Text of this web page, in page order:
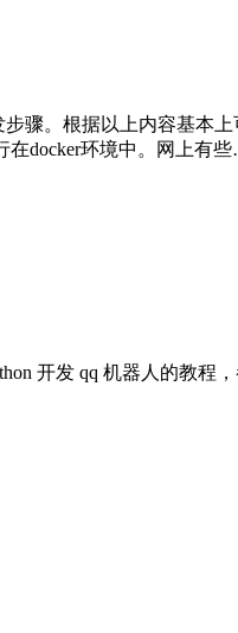
骤。根据以上内容基本
在docker环境中。网上有
发 qq 机器人的教程，